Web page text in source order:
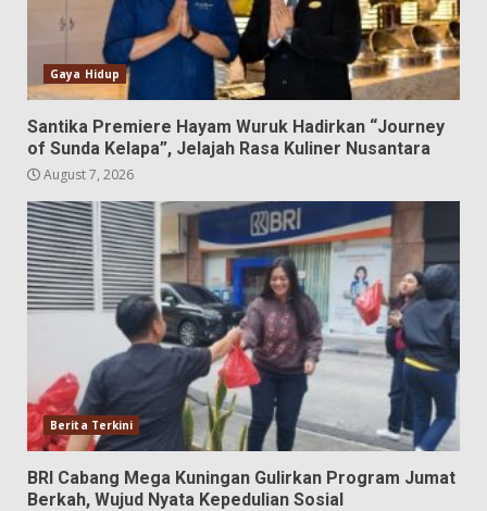
Gaya Hidup
Santika Premiere Hayam Wuruk Hadirkan “Journey
of Sunda Kelapa”, Jelajah Rasa Kuliner Nusantara
August 7, 2026
Berita Terkini
BRI Cabang Mega Kuningan Gulirkan Program Jumat
Berkah, Wujud Nyata Kepedulian Sosial